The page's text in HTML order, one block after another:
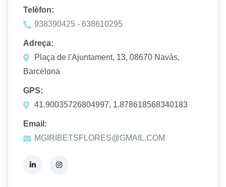
Telèfon:
938390425 - 638610295
Adreça:
Plaça de l'Ajuntament, 13, 08670 Navàs,
Barcelona
GPS:
41.90035726804997, 1.878618568340183
Email:
MGIRIBETSFLORES@GMAIL.COM